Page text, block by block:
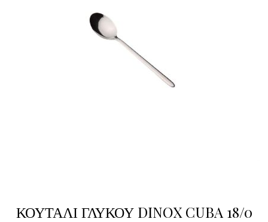
ΚΟΥΤΑΛΙ ΓΛΥΚΟΥ DINOX CUBA 18/0